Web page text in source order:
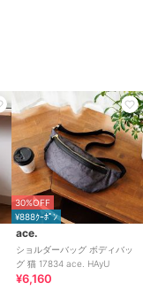
30%OFF
¥888ｸｰﾎﾟﾝ
ace.
ショルダーバッグ ボディバッ
グ 猫 17834 ace. HAyU
¥6,160